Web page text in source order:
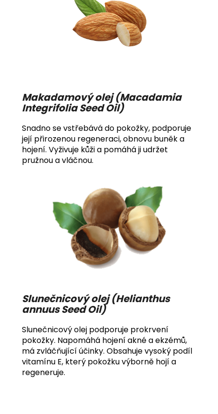
Makadamový olej (Macadamia
Integrifolia Seed Oil)
Snadno se vstřebává do pokožky, podporuje
její přirozenou regeneraci, obnovu buněk a
hojení. Vyživuje kůži a pomáhá ji udržet
pružnou a vláčnou.
Slunečnicový olej (Helianthus
annuus Seed Oil)
Slunečnicový olej podporuje prokrvení
pokožky. Napomáhá hojení akné a ekzémů,
má zvláčňující účinky. Obsahuje vysoký podíl
vitamínu E, který pokožku výborně hojí a
regeneruje.